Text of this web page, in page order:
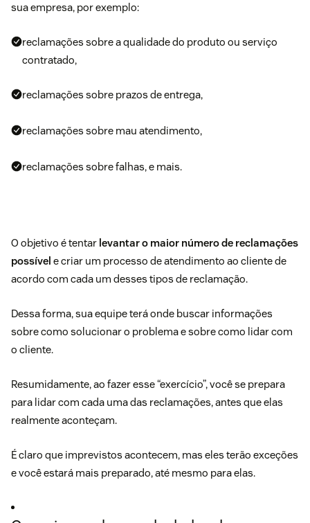
sua empresa, por exemplo:
reclamações sobre a qualidade do produto ou serviço
contratado,
reclamações sobre prazos de entrega,
reclamações sobre mau atendimento,
reclamações sobre falhas, e mais.
O objetivo é tentar levantar o maior número de reclamações
possível e criar um processo de atendimento ao cliente de
acordo com cada um desses tipos de reclamação.
Dessa forma, sua equipe terá onde buscar informações
sobre como solucionar o problema e sobre como lidar com
o cliente.
Resumidamente, ao fazer esse “exercício”, você se prepara
para lidar com cada uma das reclamações, antes que elas
realmente aconteçam.
É claro que imprevistos acontecem, mas eles terão exceções
e você estará mais preparado, até mesmo para elas.